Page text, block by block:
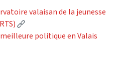
valaisan de la jeunesse
(Externer Link)
politique en Valais
Link)